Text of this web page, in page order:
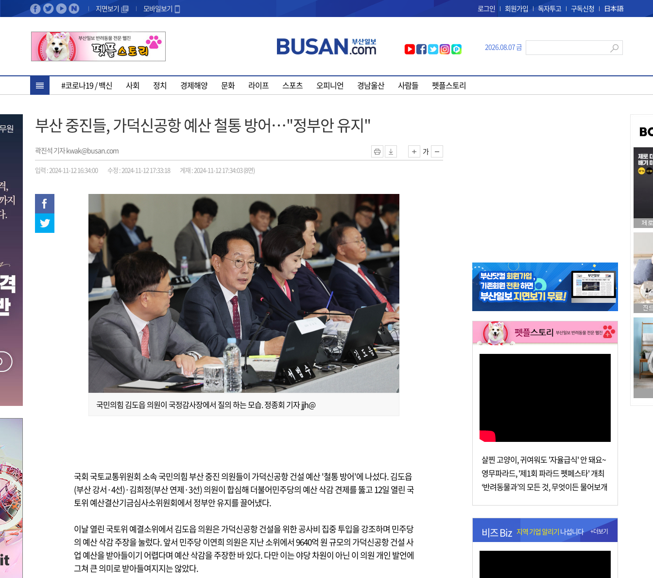
지면보기 모바일보기 로그인 회원가입 독자투고 구독신청 日本語
2026.08.07 금
#코로나19 / 백신 사회 정치 경제해양 문화 라이프 스포츠 오피니언 경남울산 사람들 펫플스토리
부산 중진들, 가덕신공항 예산 철통 방어…"정부안 유지"
곽진석 기자 kwak@busan.com 가
입력 : 2024-11-12 16:34:00 수정 : 2024-11-12 17:33:18 게재 : 2024-11-12 17:34:03 (8면)
국민의힘 김도읍 의원이 국정감사장에서 질의 하는 모습. 정종회 기자 jjh@
국회 국토교통위원회 소속 국민의힘 부산 중진 의원들이 가덕신공항 건설 예산 '철통 방어'에 나섰다. 김도읍
(부산 강서·4선)·김희정(부산 연제·3선) 의원이 합심해 더불어민주당의 예산 삭감 견제를 뚫고 12일 열린 국
토위 예산결산기금심사소위원회에서 정부안 유지를 끌어냈다.
이날 열린 국토위 예결소위에서 김도읍 의원은 가덕신공항 건설을 위한 공사비 집중 투입을 강조하며 민주당
의 예산 삭감 주장을 눌렀다. 앞서 민주당 이연희 의원은 지난 소위에서 9640억 원 규모의 가덕신공항 건설 사
업 예산을 받아들이기 어렵다며 예산 삭감을 주장한 바 있다. 다만 이는 야당 차원이 아닌 이 의원 개인 발언에
그쳐 큰 의미로 받아들여지지는 않았다.
살찐 고양이, 귀여워도 '자율급식' 안 돼요~
영무파라드, '제1회 파라드 펫페스타' 개최
‘반려동물과’의 모든 것, 무엇이든 물어보개
비즈 Biz 지역 기업 알리기 나섭니다 +더보기